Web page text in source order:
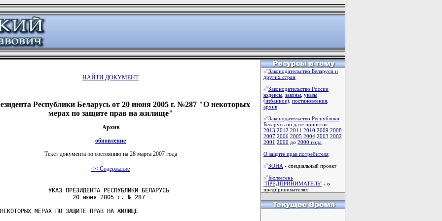
НАЙТИ ДОКУМЕНТ
Республики Беларусь от 20 июня 2005 г. №287 "О некоторых
мерах по защите прав на жилище"
Архив
обновление
Текст документа по состоянию на 28 марта 2007 года
<< Содержание
Законодательство Беларуси и
других стран
Законодательство России
кодексы законы указы
(избанное) постановления
архив
Законодательство Республики
Беларусь по дате принятия:
2013 2012 2011 2010 2009 2008
2007 2006 2005 2004 2003 2002
2001 2000 до 2000 года
О защите прав потребителя
ЗОНА - специальный проект
Бюллетень
"ПРЕДПРИНИМАТЕЛЬ" - о
предпринимателях.